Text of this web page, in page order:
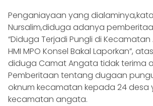
Penganiayaan yang dialaminya,kata
Nursalim,diduga adanya
“Diduga Terjadi Pungli di
HMI MPO Konsel Bakal Laporkan”,
diduga Camat Angata tidak terima
Pemberitaan tentang dugaan
oknum kecamatan kepada 24 desa
kecamatan angata.